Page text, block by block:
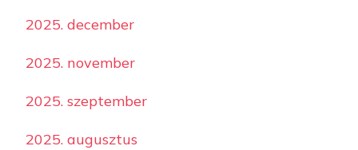
2025. december
2025. november
2025. szeptember
2025. augusztus